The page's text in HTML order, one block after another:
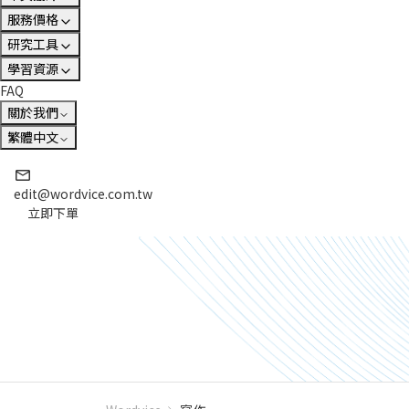
服務價格
研究工具
學習資源
FAQ
關於我們
繁體中文
edit@wordvice.com.tw
立即下單